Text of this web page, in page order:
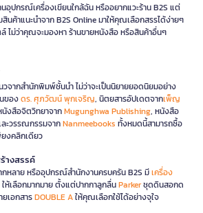
อุปกรณ์เครื่องเขียนใกล้ฉัน หรืออยากแวะร้าน B2S แต่
สินค้าแนะนำจาก B2S Online มาให้คุณเลือกสรรได้ง่ายๆ
ไม่ว่าคุณจะมองหา ร้านขายหนังสือ หรือสินค้าอื่นๆ
วจากสำนักพิมพ์ชั้นนำ ไม่ว่าจะเป็นนิยายยอดนิยมอย่าง
ของดร. ศุภวัฒน์ พุกเจริญ, นิตยสารอัปเดตจากเพ็ญ
งสือจิตวิทยาจากMugunghwa Publishing, หนังสือ
ะวรรณกรรมจากNanmeebooks ทั้งหมดนี้สามารถซื้อ
งคลิกเดียว
างสรรค์
หลาย หรืออุปกรณ์สำนักงานครบครัน B2S มีเครื่อง
ให้เลือกมากมาย ตั้งแต่ปากกาลูกลื่นParkerชุดดินสอกด
เอกสารDOUBLE Aให้คุณเลือกใช้ได้อย่างจุใจ